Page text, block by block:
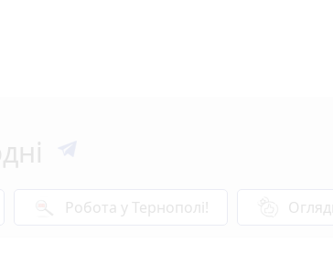
Робота у Тернополі!